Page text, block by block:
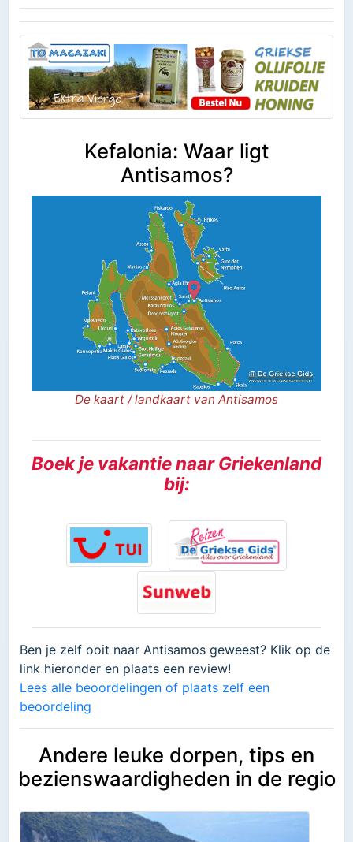
Kefalonia: Waar ligt
Antisamos?
De kaart / landkaart van Antisamos
Boek je vakantie naar Griekenland
bij:
Ben je zelf ooit naar Antisamos geweest? Klik op de
link hieronder en plaats een review!
Lees alle beoordelingen of plaats zelf een
beoordeling
Andere leuke dorpen, tips en
bezienswaardigheden in de regio